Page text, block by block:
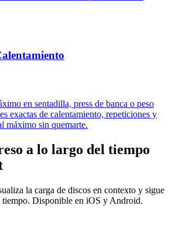
en sentadilla, press de banca o peso
exactas de calentamiento, repeticiones y
máximo sin quemarte.
a lo largo del tiempo
la carga de discos en contexto y sigue
tiempo. Disponible en iOS y Android.